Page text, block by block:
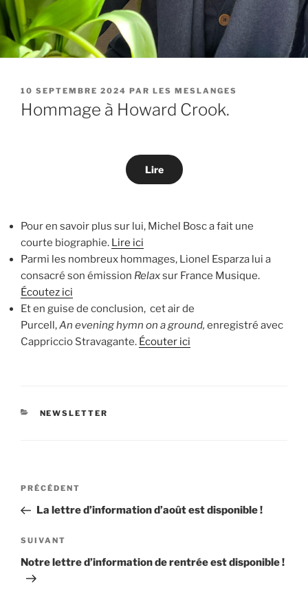
PUBLIÉ
LE
10 SEPTEMBRE 2024 PAR LES MESLANGES
Hommage à Howard Crook.
Lire
Pour en savoir plus sur lui, Michel Bosc a fait une
courte biographie. Lire ici
Parmi les nombreux hommages, Lionel Esparza lui a
consacré son émission Relaxsur France Musique.
Écoutez ici
Et en guise de conclusion, cet air de
Purcell,An evening hymn on a ground, enregistré avec
Cappriccio Stravagante. Écouter ici
CATÉGORIES
NEWSLETTER
Navigation
l’article
Article
précédent
PRÉCÉDENT
La lettre d’information d’août est disponible !
Article
suivant
SUIVANT
Notre lettre d’information de rentrée est disponible !